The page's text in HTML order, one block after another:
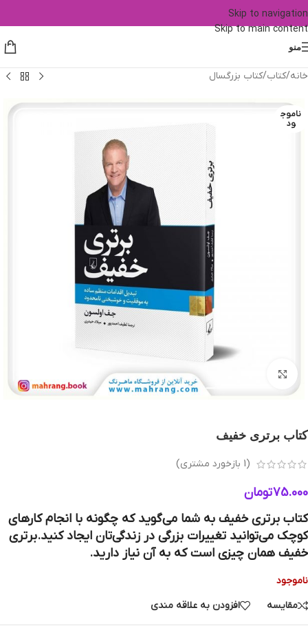
Skip to navigation
Skip to main content
منو
خانه/کتاب/کتاب بزرگسال
ناموج
ود
کتاب برتری خفیف
(
1 بازخورد مشتری)
75.000تومان
کتاب برتری خفیف به شما می‌گوید که چگونه با انجام کارهای
کوچک می‌توانید تغییرات بزرگی در زندگی‌تان ایجاد کنید.برتری
خفیف همان چیزی است که به آن نیاز دارید.
ناموجود
مقایسه
افزودن به علاقه مندی